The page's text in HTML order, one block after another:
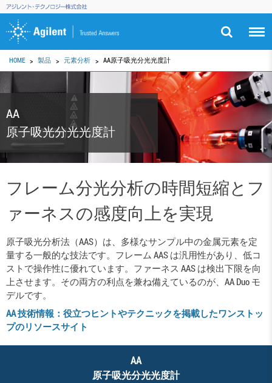
HOME 製品 元素分析 AA原子吸光分光光度計
AA
原子吸光分光光度計
フレーム分光分析の時間短縮とフ
ァーネスの感度向上を実現
原子吸光分析法（AAS）は、多様なサンプル中の金属元素を定
量する一般的な技法です。フレーム AAS は汎用性があり、低コ
ストで操作性に優れています。ファーネス AAS は検出下限を向
上させます。その両方の利点を兼ね備えているのが、AA Duo モ
デルです。
AA 技術情報：役立つヒントやテクニックを掲載したワンストッ
プのリソースサイト
AA
原子吸光分光光度計